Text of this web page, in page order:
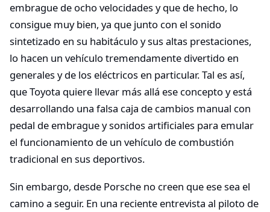
embrague de ocho velocidades y que de hecho, lo
consigue muy bien, ya que junto con el sonido
sintetizado en su habitáculo y sus altas prestaciones,
lo hacen un vehículo tremendamente divertido en
generales y de los eléctricos en particular. Tal es así,
que Toyota quiere llevar más allá ese concepto y está
desarrollando una falsa caja de cambios manual con
pedal de embrague y sonidos artificiales para emular
el funcionamiento de un vehículo de combustión
tradicional en sus deportivos.
Sin embargo, desde Porsche no creen que ese sea el
camino a seguir. En una reciente entrevista al piloto de